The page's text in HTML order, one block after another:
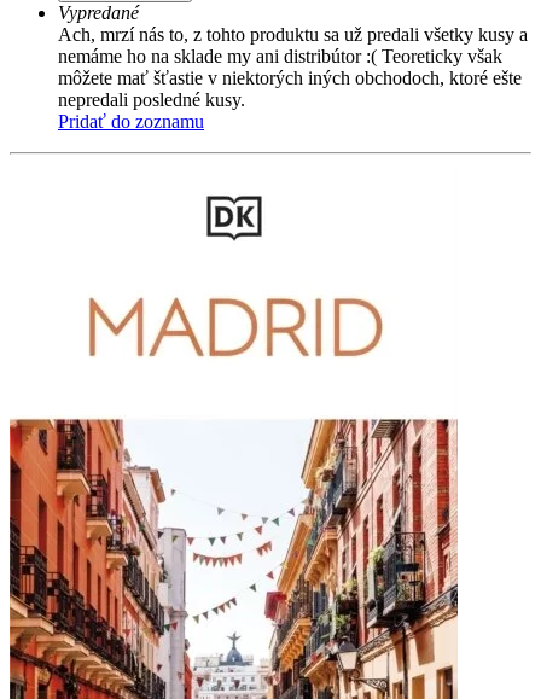
Vypredané
Ach, mrzí nás to, z tohto produktu sa už predali všetky kusy a
nemáme ho na sklade my ani distribútor :( Teoreticky však
môžete mať šťastie v niektorých iných obchodoch, ktoré ešte
nepredali posledné kusy.
Pridať do zoznamu